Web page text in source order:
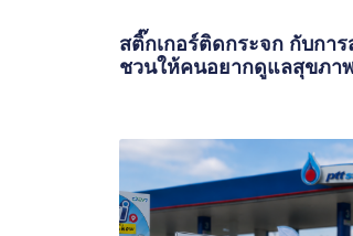
สติ๊กเกอร์ติดกระจก กับกา
ชวนให้คนอยากดูแลสุขภา